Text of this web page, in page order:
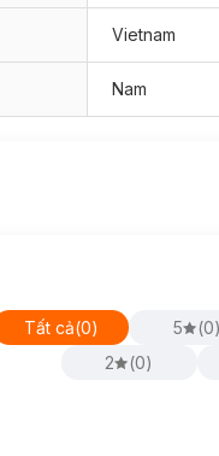
Vietnam
Nam
Tất cả(0) 5 (0
2
(0)